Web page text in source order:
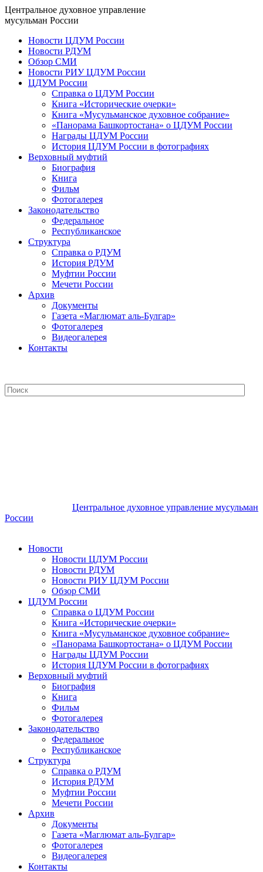
Центральное духовное управление
мусульман России
Новости ЦДУМ России
Новости РДУМ
Обзор СМИ
Новости РИУ ЦДУМ России
ЦДУМ России
Справка о ЦДУМ России
Книга «Исторические очерки»
Книга «Мусульманское духовное собрание»
«Панорама Башкортостана» о ЦДУМ России
Награды ЦДУМ России
История ЦДУМ России в фотографиях
Верховный муфтий
Биография
Книга
Фильм
Фотогалерея
Законодательство
Федеральное
Республиканское
Структура
Справка о РДУМ
История РДУМ
Муфтии России
Мечети России
Архив
Документы
Газета «Маглюмат аль-Булгар»
Фотогалерея
Видеогалерея
Контакты
Центральное духовное управление мусульман
России
Новости
Новости ЦДУМ России
Новости РДУМ
Новости РИУ ЦДУМ России
Обзор СМИ
ЦДУМ России
Справка о ЦДУМ России
Книга «Исторические очерки»
Книга «Мусульманское духовное собрание»
«Панорама Башкортостана» о ЦДУМ России
Награды ЦДУМ России
История ЦДУМ России в фотографиях
Верховный муфтий
Биография
Книга
Фильм
Фотогалерея
Законодательство
Федеральное
Республиканское
Структура
Справка о РДУМ
История РДУМ
Муфтии России
Мечети России
Архив
Документы
Газета «Маглюмат аль-Булгар»
Фотогалерея
Видеогалерея
Контакты